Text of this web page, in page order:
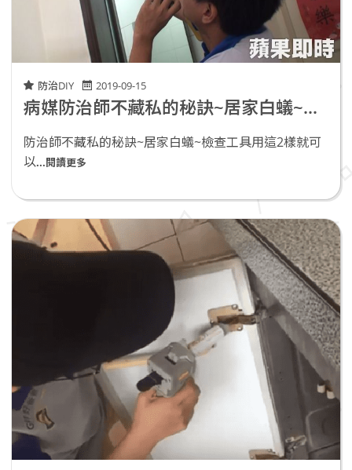
防治DIY 2019-09-15
病媒防治師不藏私的秘訣~居家白蟻~檢查工具用這2樣就可以
防治師不藏私的秘訣~居家白蟻~檢查工具用這2樣就可
以...閱讀更多